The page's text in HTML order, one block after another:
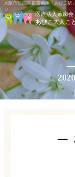
大阪市住吉区 御堂筋線「あびこ駅
ジ
医療法人薫歯会
あびこ大人こ